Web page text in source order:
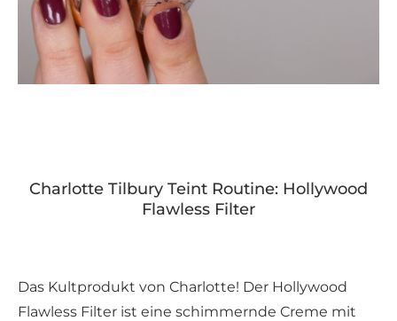
Charlotte Tilbury Teint Routine: Hollywood
Flawless Filter
Das Kultprodukt von Charlotte! Der Hollywood
Flawless Filter ist eine schimmernde Creme mit